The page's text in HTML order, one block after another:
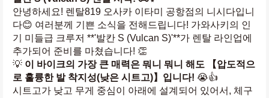
안녕하세요! 렌탈819 오사카 이타미 공항점의 니시다입니
다😊 여러분께 기쁜 소식을 전해드립니다! 가와사키의 인
기 미들급 크루저 **'발칸 S (Vulcan S)'**가 렌탈 라인업에
추가되어 준비를 마쳤습니다! 👏
💡 이 바이크의 가장 큰 매력은 뭐니 뭐니 해도 【압도적으
로 훌륭한 발 착지성(낮은 시트고)】입니다! 😭👍
시트고가 낮고 무게 중심이 아래에 설계되어 있어서, 체구